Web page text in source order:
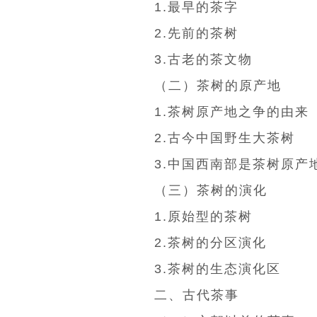
1.最早的茶字
2.先前的茶树
3.古老的茶文物
（二）茶树的原产地
1.茶树原产地之争的由来
2.古今中国野生大茶树
3.中国西南部是茶树原产
（三）茶树的演化
1.原始型的茶树
2.茶树的分区演化
3.茶树的生态演化区
二、古代茶事